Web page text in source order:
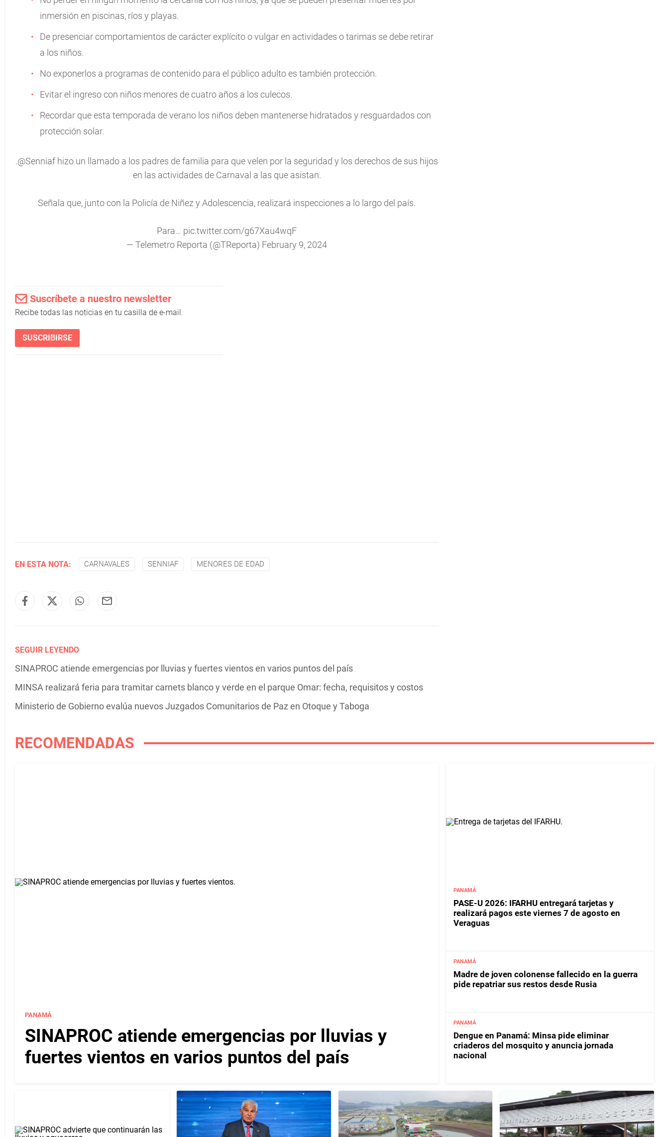
inmersión en piscinas, ríos y playas.
De presenciar comportamientos de carácter explícito o vulgar en actividades o tarimas se debe retirar
a los niños.
No exponerlos a programas de contenido para el público adulto es también protección.
Evitar el ingreso con niños menores de cuatro años a los culecos.
Recordar que esta temporada de verano los niños deben mantenerse hidratados y resguardados con
protección solar.
.@Senniaf hizo un llamado a los padres de familia para que velen por la seguridad y los derechos de sus hijos
en las actividades de Carnaval a las que asistan.
Señala que, junto con la Policía de Niñez y Adolescencia, realizará inspecciones a lo largo del país.
Para… pic.twitter.com/g67Xau4wqF
— Telemetro Reporta (@TReporta) February 9, 2024
Suscríbete a nuestro newsletter
Recibe todas las noticias en tu casilla de e-mail.
SUSCRIBIRSE
EN ESTA NOTA: CARNAVALES SENNIAF MENORES DE EDAD
SEGUIR LEYENDO
SINAPROC atiende emergencias por lluvias y fuertes vientos en varios puntos del país
MINSA realizará feria para tramitar carnets blanco y verde en el parque Omar: fecha, requisitos y costos
Ministerio de Gobierno evalúa nuevos Juzgados Comunitarios de Paz en Otoque y Taboga
RECOMENDADAS
PANAMÁ
SINAPROC atiende emergencias por lluvias y
fuertes vientos en varios puntos del país
PANAMÁ
PASE-U 2026: IFARHU entregará tarjetas y
realizará pagos este viernes 7 de agosto en
Veraguas
PANAMÁ
Madre de joven colonense fallecido en la guerra
pide repatriar sus restos desde Rusia
PANAMÁ
Dengue en Panamá: Minsa pide eliminar
criaderos del mosquito y anuncia jornada
nacional